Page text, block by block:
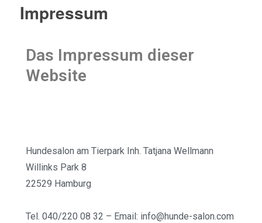
Impressum
Das Impressum dieser
Website
Hundesalon am Tierpark Inh. Tatjana Wellmann
Willinks Park 8
22529 Hamburg
Tel. 040/220 08 32 – Email: info@hunde-salon.com